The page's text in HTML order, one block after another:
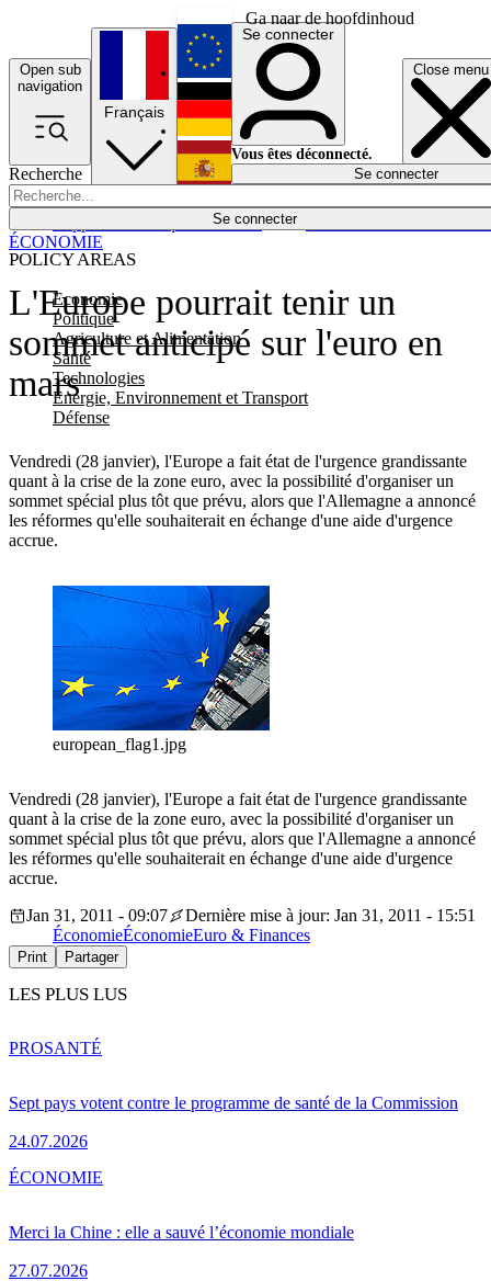
Ga naar de hoofdinhoud
Open sub
navigation
Close menu
Recherche
Se connecter
POLICY AREAS
Economie
Politique
Agriculture et Alimentation
Santé
Technologies
Energie, Environnement et Transport
Défense
Économie
Français
English
Deutsch
Español
Se connecter
Vous êtes déconnecté.
Se connecter
L'Europe pourrait tenir un
sommet anticipé sur l'euro en
mars
Vendredi (28 janvier), l'Europe a fait état de l'urgence grandissante
quant à la crise de la zone euro, avec la possibilité d'organiser un
sommet spécial plus tôt que prévu, alors que l'Allemagne a annoncé
les réformes qu'elle souhaiterait en échange d'une aide d'urgence
accrue.
ÉCONOMIE
european_flag1.jpg
Vendredi (28 janvier), l'Europe a fait état de l'urgence grandissante
quant à la crise de la zone euro, avec la possibilité d'organiser un
sommet spécial plus tôt que prévu, alors que l'Allemagne a annoncé
les réformes qu'elle souhaiterait en échange d'une aide d'urgence
accrue.
Jan 31, 2011 - 09:07
Dernière mise à jour: Jan 31, 2011 - 15:51
ÉconomieÉconomieEuro & Finances
Print Partager
LES PLUS LUS
Sept pays votent contre le programme de santé de la Commission
24.07.2026
PROSANTÉ
Merci la Chine : elle a sauvé l’économie mondiale
27.07.2026
ÉCONOMIE